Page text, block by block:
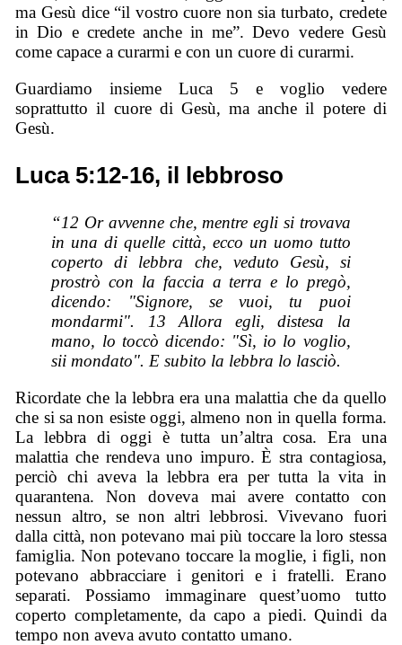
ma Gesù dice “il vostro cuore non sia turbato, credete
in Dio e credete anche in me”. Devo vedere Gesù
come capace a curarmi e con un cuore di curarmi.
Guardiamo insieme Luca 5 e voglio vedere
soprattutto il cuore di Gesù, ma anche il potere di
Gesù.
Luca 5:12-16, il lebbroso
“12 Or avvenne che, mentre egli si trovava
in una di quelle città, ecco un uomo tutto
coperto di lebbra che, veduto Gesù, si
prostrò con la faccia a terra e lo pregò,
dicendo: "Signore, se vuoi, tu puoi
mondarmi". 13 Allora egli, distesa la
mano, lo toccò dicendo: "Sì, io lo voglio,
sii mondato". E subito la lebbra lo lasciò.
Ricordate che la lebbra era una malattia che da quello
che si sa non esiste oggi, almeno non in quella forma.
La lebbra di oggi è tutta un’altra cosa. Era una
malattia che rendeva uno impuro. È stra contagiosa,
perciò chi aveva la lebbra era per tutta la vita in
quarantena. Non doveva mai avere contatto con
nessun altro, se non altri lebbrosi. Vivevano fuori
dalla città, non potevano mai più toccare la loro stessa
famiglia. Non potevano toccare la moglie, i figli, non
potevano abbracciare i genitori e i fratelli. Erano
separati. Possiamo immaginare quest’uomo tutto
coperto completamente, da capo a piedi. Quindi da
tempo non aveva avuto contatto umano.